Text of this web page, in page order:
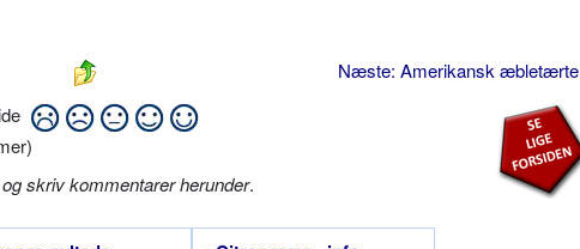
Næste: Amerikansk æbletærte
skriv kommentarer herunder.